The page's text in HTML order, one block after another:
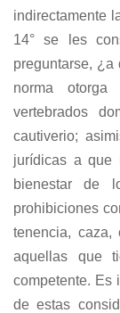
indirectamente
14° se les
preguntarse, ¿a
norma
vertebrados
cautiverio;
jurídicas a que
bienestar de
prohibiciones
tenencia, caza,
aquellas que
competente. Es
de estas